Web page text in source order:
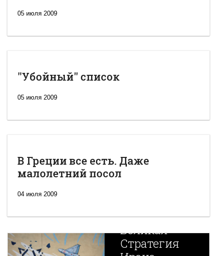
05 июля 2009
"Убойный" список
05 июля 2009
В Греции все есть. Даже
малолетний посол
04 июля 2009
Новая
Великая
Стратегия